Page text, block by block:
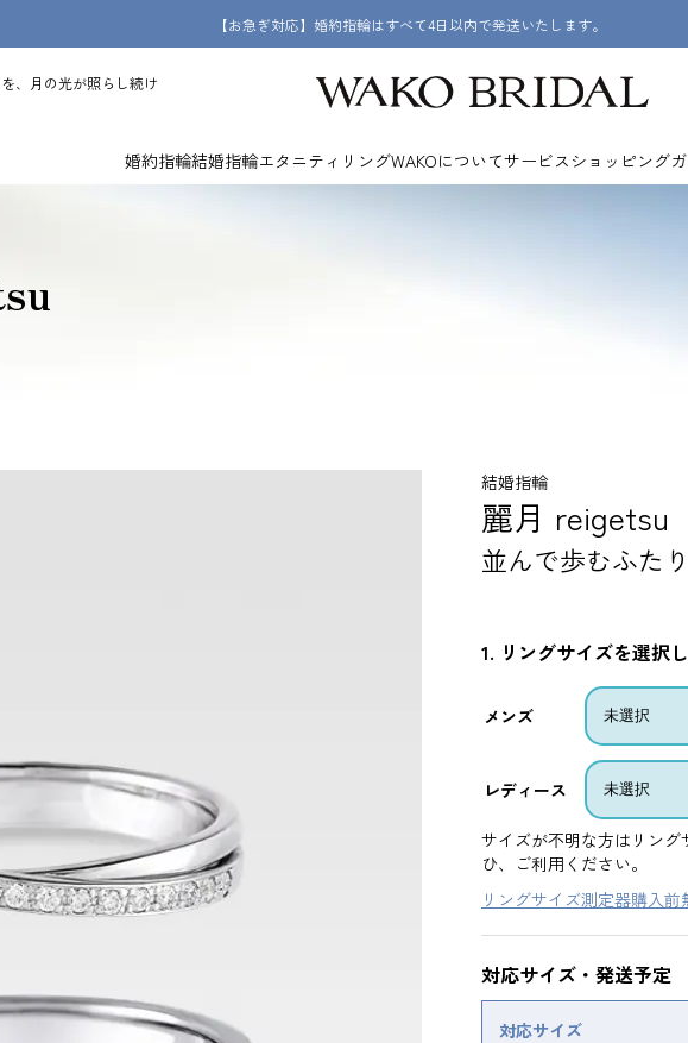
【ショッピングクレジット】12回まで手数料無料
、月の光が照らし続け
婚約指輪結婚指輪エタニティリングWAKOについてサービス ショッピング
結婚指輪
麗月 reigetsu
並んで歩むふた
1. リングサイズを選択
メンズ
レディース
サイズが不明な方はリン
ひ、ご利用ください。
リングサイズ測定器購入
対応サイズ・発送予定
対応サイズ